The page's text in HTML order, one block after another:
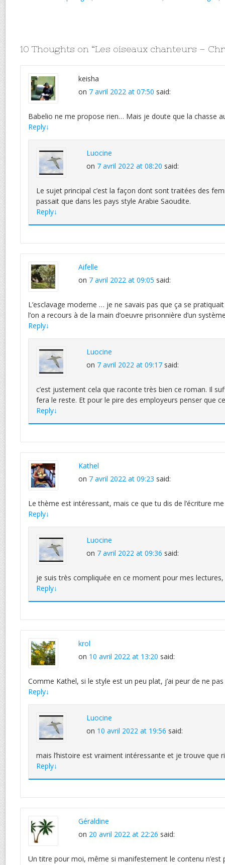
10 Thoughts on “Les oiseaux chanteurs –
keisha
on 7 avril 2022 at 07:50 said:
Babelio ne me propose rien… Mais je doute que la chasse
Reply↓
Luocine
on 7 avril 2022 at 08:20 said:
Le sujet principal c’est la façon dont sont traitées des
passait que dans les pays style Arabie Saoudite.
Reply↓
Aifelle
on 7 avril 2022 at 09:05 said:
L’esclavage moderne … je ne savais pas que ça se
l’on a recours à de la main d’oeuvre prisonnière d’un
Reply↓
Luocine
on 7 avril 2022 at 09:17 said:
c’est justement cela que raconte très bien ce roman. Il
fera le reste. Et pour le pire des employeurs penser que
Reply↓
Kathel
on 7 avril 2022 at 09:23 said:
Le thème est intéressant, mais ce que tu dis de l’écriture
Reply↓
Luocine
on 7 avril 2022 at 09:36 said:
je suis très compliquée en ce moment pour mes
Reply↓
krol
on 10 avril 2022 at 13:20 said:
Comme Kathel, si le style est un peu plat, j’ai peur de ne
Reply↓
Luocine
on 10 avril 2022 at 19:56 said:
mais l’histoire est vraiment intéressante et je trouve que
Reply↓
Géraldine
on 20 avril 2022 at 22:26 said:
Un titre pour moi, même si manifestement le contenu